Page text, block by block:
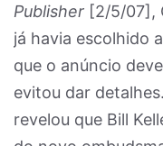
Publisher [2/5/07],
já havia escolhido
que o anúncio
evitou dar
revelou que Bill